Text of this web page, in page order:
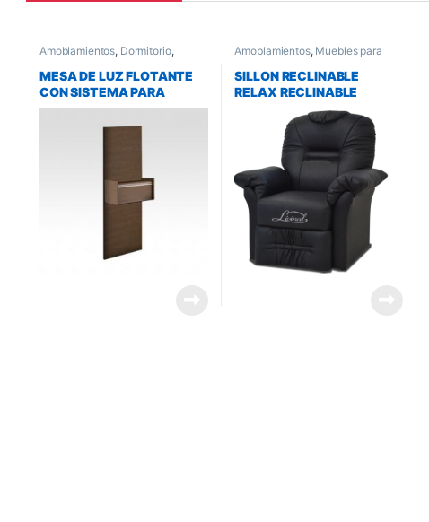
Amoblamientos, Dormitorio,
MESA DE LUZ FLOTANTE
CON SISTEMA PARA
COLGAR DIELFE DMF1C
Amoblamientos, Muebles para
Sillones y Sofas
SILLON RECLINABLE
RELAX RECLINABLE